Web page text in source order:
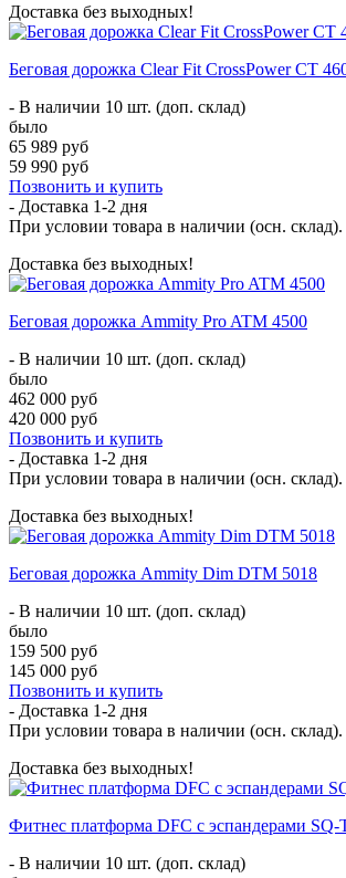
Доставка без выходных!
Беговая дорожка Clear Fit CrossPower CT
- В наличии 10 шт. (доп. склад)
было
65 989 руб
59 990 руб
Позвонить и купить
- Доставка 1-2 дня
При условии товара в наличии (осн. склад).
Доставка без выходных!
Беговая дорожка Ammity Pro ATM 4500
- В наличии 10 шт. (доп. склад)
было
462 000 руб
420 000 руб
Позвонить и купить
- Доставка 1-2 дня
При условии товара в наличии (осн. склад).
Доставка без выходных!
Беговая дорожка Ammity Dim DTM 5018
- В наличии 10 шт. (доп. склад)
было
159 500 руб
145 000 руб
Позвонить и купить
- Доставка 1-2 дня
При условии товара в наличии (осн. склад).
Доставка без выходных!
Фитнес платформа DFC с эспандерами SQ-
- В наличии 10 шт. (доп. склад)